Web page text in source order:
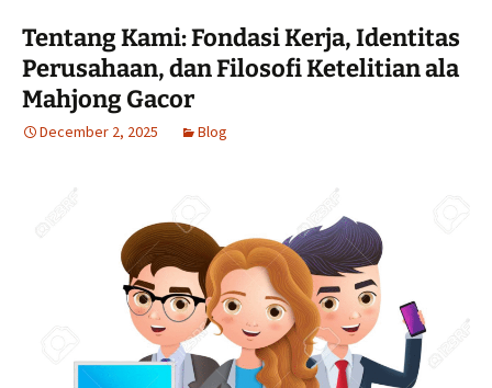
Tentang Kami: Fondasi Kerja, Identitas
Perusahaan, dan Filosofi Ketelitian ala
Mahjong Gacor
December 2, 2025 Blog